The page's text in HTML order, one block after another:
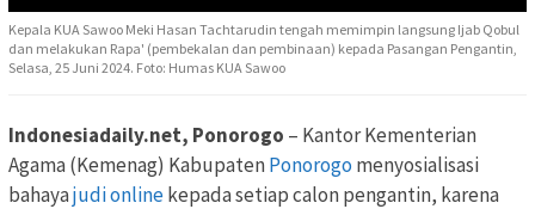
Kepala KUA Sawoo Meki Hasan Tachtarudin tengah memimpin langsung Ijab Qobul
dan melakukan Rapa' (pembekalan dan pembinaan) kepada Pasangan Pengantin,
Selasa, 25 Juni 2024. Foto: Humas KUA Sawoo
Indonesiadaily.net, Ponorogo – Kantor Kementerian
Agama (Kemenag) KabupatenPonorogo menyosialisasi
bahayajudi onlinekepada setiap calon pengantin, karena